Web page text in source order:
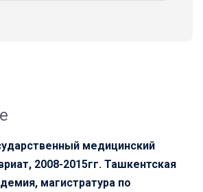
медицинский
2008-2015гг. Ташкентская
магистратура по